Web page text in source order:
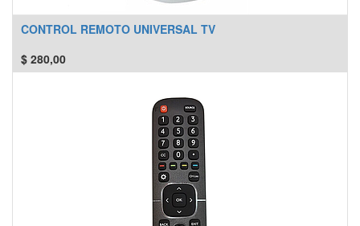
CONTROL REMOTO UNIVERSAL TV
$ 280,00